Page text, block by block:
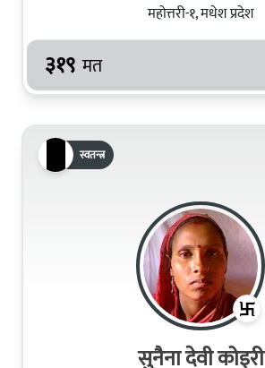
महोत्तरी-१, मधेश प्रदेश
३१९ मत
स्वतन्त्र
सुनैना देवी कोइरी